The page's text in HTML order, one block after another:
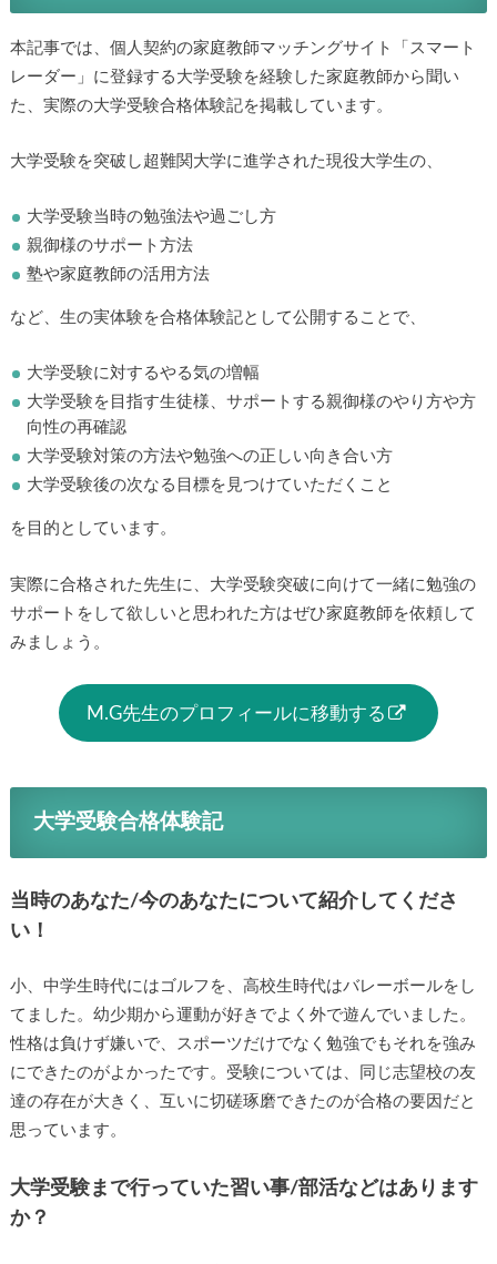
本記事では、個人契約の家庭教師マッチングサイト「スマート
レーダー」に登録する大学受験を経験した家庭教師から聞い
た、実際の大学受験合格体験記を掲載しています。
大学受験を突破し超難関大学に進学された現役大学生の、
大学受験当時の勉強法や過ごし方
親御様のサポート方法
塾や家庭教師の活用方法
など、生の実体験を合格体験記として公開することで、
大学受験に対するやる気の増幅
大学受験を目指す生徒様、サポートする親御様のやり方や方
向性の再確認
大学受験対策の方法や勉強への正しい向き合い方
大学受験後の次なる目標を見つけていただくこと
を目的としています。
実際に合格された先生に、大学受験突破に向けて一緒に勉強の
サポートをして欲しいと思われた方はぜひ家庭教師を依頼して
みましょう。
M.G先生のプロフィールに移動する
大学受験合格体験記
当時のあなた/今のあなたについて紹介してくださ
い！
小、中学生時代にはゴルフを、高校生時代はバレーボールをし
てました。幼少期から運動が好きでよく外で遊んでいました。
性格は負けず嫌いで、スポーツだけでなく勉強でもそれを強み
にできたのがよかったです。受験については、同じ志望校の友
達の存在が大きく、互いに切磋琢磨できたのが合格の要因だと
思っています。
大学受験まで行っていた習い事/部活などはあります
か？